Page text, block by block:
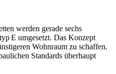
werden gerade sechs
E umgesetzt. Das Konzept
Wohnraum zu schaffen.
Standards überhaupt